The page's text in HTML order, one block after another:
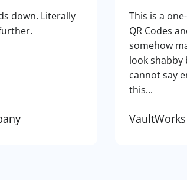
down. Literally
This is a
QR Codes
somehow
look shabby
cannot say
this...
VaultWorks